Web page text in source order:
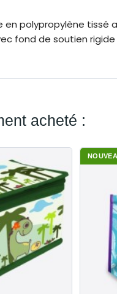
en polypropylène tissé
fond de soutien rigide
acheté :